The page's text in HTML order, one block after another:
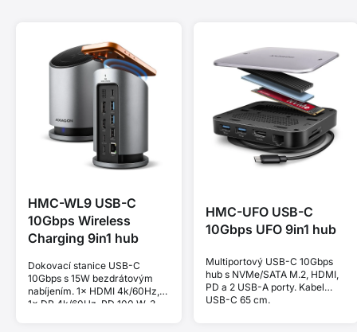
HMC-WL9 USB-C
10Gbps Wireless
Charging 9in1 hub
Dokovací stanice USB-C
10Gbps s 15W bezdrátovým
nabíjením. 1× HDMI 4k/60Hz,
1× DP 4k/60Hz, PD 100 W, 3
HMC-UFO USB-C
10Gbps UFO 9in1 hub
Multiportový USB-C 10Gbps
hub s NVMe/SATA M.2, HDMI,
PD a 2 USB-A porty. Kabel
USB-C 65 cm.